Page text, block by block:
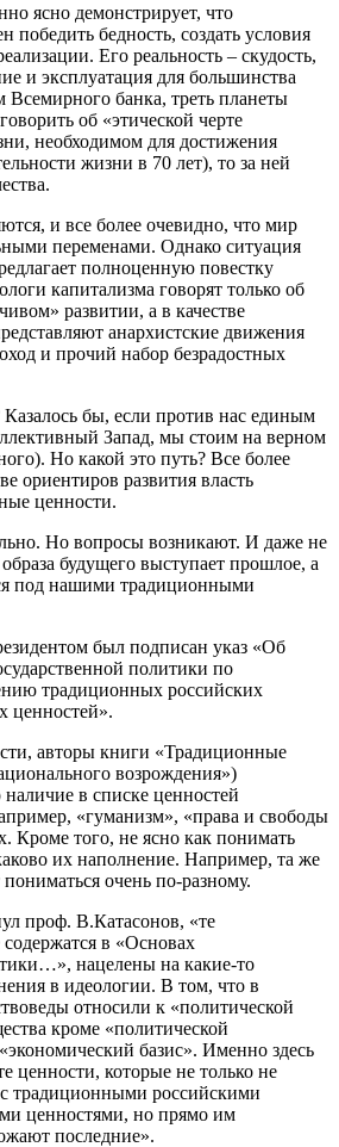
ясно демонстрирует, что
победить бедность, создать условия
Его реальность – скудость,
и эксплуатация для большинства
Всемирного банка, треть планеты
об «этической черте
необходимом для достижения
жизни в 70 лет), то за ней
и все более очевидно, что мир
переменами. Однако ситуация
полноценную повестку
капитализма говорят только об
развитии, а в качестве
анархистские движения
и прочий набор безрадостных
бы, если против нас единым
Запад, мы стоим на верном
Но какой это путь? Все более
ориентиров развития власть
ценности.
Но вопросы возникают. И даже не
будущего выступает прошлое, а
под нашими традиционными
был подписан указ «Об
политики по
традиционных российских
ценностей».
авторы книги «Традиционные
возрождения»)
в списке ценностей
«гуманизм», «права и свободы
Кроме того, не ясно как понимать
их наполнение. Например, та же
очень по-разному.
проф. В.Катасонов, «те
в «Основах
нацелены на какие-то
в идеологии. В том, что в
относили к «политической
кроме «политической
базис». Именно здесь
ценности, которые не только не
традиционными российскими
ценностями, но прямо им
последние».